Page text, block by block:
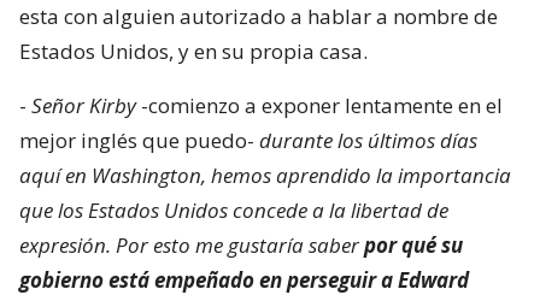
esta con alguien autorizado a hablar a nombre de
Estados Unidos, y en su propia casa.
- Señor Kirby-comienzo a exponer lentamente en el
mejor inglés que puedo- durante los últimos días
aquí en Washington, hemos aprendido la importancia
que los Estados Unidos concede a la libertad de
expresión. Por esto me gustaría saberpor qué su
gobierno está empeñado en perseguir a Edward